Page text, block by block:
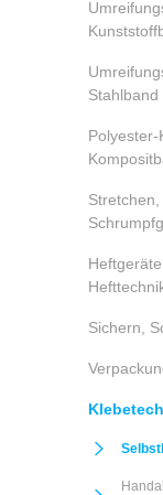
Stahlband
Stretchen,
Sichern,